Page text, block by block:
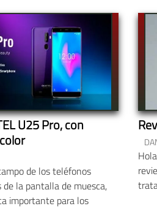
U25 Pro, con
de los teléfonos
de la pantalla de muesca,
importante para los